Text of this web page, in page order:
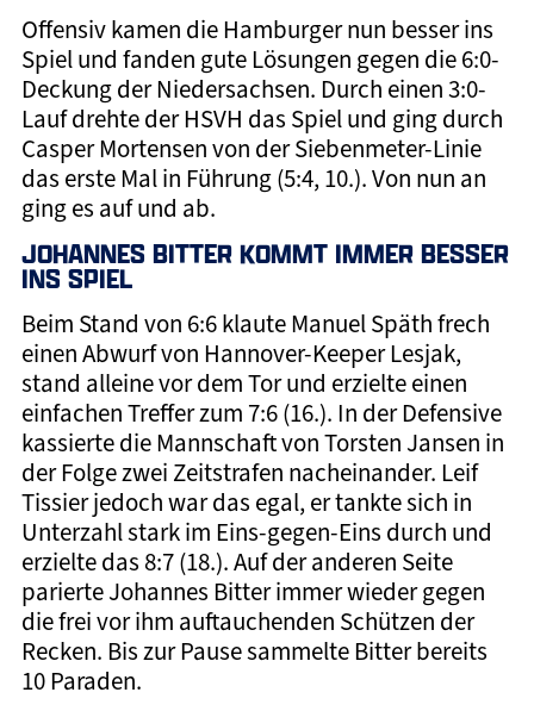
Offensiv kamen die Hamburger nun besser ins
Spiel und fanden gute Lösungen gegen die 6:0-
Deckung der Niedersachsen. Durch einen 3:0-
Lauf drehte der HSVH das Spiel und ging durch
Casper Mortensen von der Siebenmeter-Linie
das erste Mal in Führung (5:4, 10.). Von nun an
ging es auf und ab.
JOHANNES BITTER KOMMT IMMER BESSER
INS SPIEL
Beim Stand von 6:6 klaute Manuel Späth frech
einen Abwurf von Hannover-Keeper Lesjak,
stand alleine vor dem Tor und erzielte einen
einfachen Treffer zum 7:6 (16.). In der Defensive
kassierte die Mannschaft von Torsten Jansen in
der Folge zwei Zeitstrafen nacheinander. Leif
Tissier jedoch war das egal, er tankte sich in
Unterzahl stark im Eins-gegen-Eins durch und
erzielte das 8:7 (18.). Auf der anderen Seite
parierte Johannes Bitter immer wieder gegen
die frei vor ihm auftauchenden Schützen der
Recken. Bis zur Pause sammelte Bitter bereits
10 Paraden.